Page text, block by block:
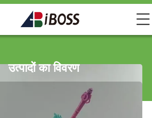
उत्पादों का विवरण